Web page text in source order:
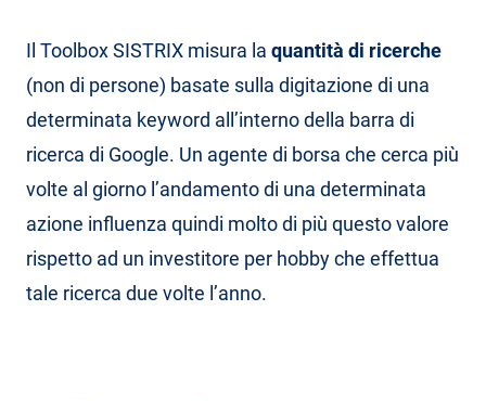
Il Toolbox SISTRIX misura la quantità di ricerche
(non di persone) basate sulla digitazione di una
determinata keyword all’interno della barra di
ricerca di Google. Un agente di borsa che cerca più
volte al giorno l’andamento di una determinata
azione influenza quindi molto di più questo valore
rispetto ad un investitore per hobby che effettua
tale ricerca due volte l’anno.